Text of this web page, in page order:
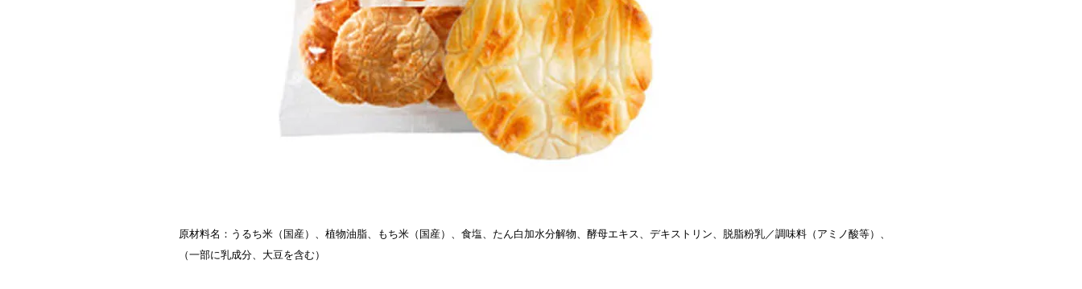
原材料名：うるち米（国産）、植物油脂、もち米（国産）、食塩、たん白加水分解物、酵母エキス、デキストリン、脱脂粉乳／調味料（アミノ酸等）、
（一部に乳成分、大豆を含む）